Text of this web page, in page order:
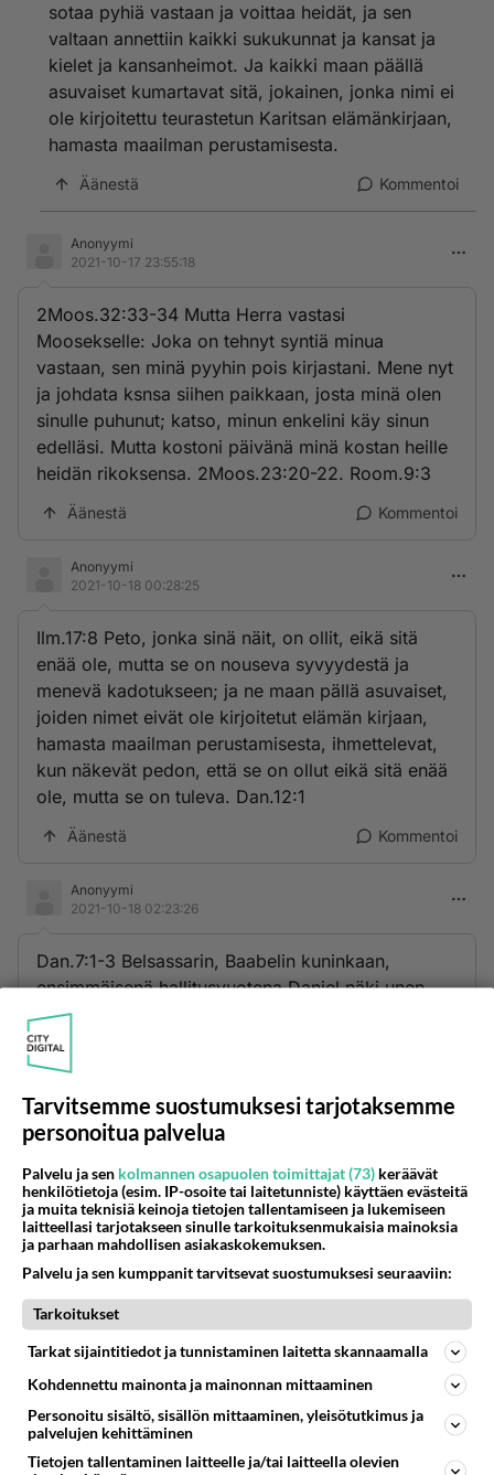
sotaa pyhiä vastaan ja voittaa heidät, ja sen
valtaan annettiin kaikki sukukunnat ja kansat ja
kielet ja kansanheimot. Ja kaikki maan päällä
asuvaiset kumartavat sitä, jokainen, jonka nimi ei
ole kirjoitettu teurastetun Karitsan elämänkirjaan,
hamasta maailman perustamisesta.
Äänestä Kommentoi
Anonyymi
2021-10-17 23:55:18
2Moos.32:33-34 Mutta Herra vastasi
Moosekselle: Joka on tehnyt syntiä minua
vastaan, sen minä pyyhin pois kirjastani. Mene nyt
ja johdata ksnsa siihen paikkaan, josta minä olen
sinulle puhunut; katso, minun enkelini käy sinun
edelläsi. Mutta kostoni päivänä minä kostan heille
heidän rikoksensa. 2Moos.23:20-22. Room.9:3
Äänestä Kommentoi
Anonyymi
2021-10-18 00:28:25
Ilm.17:8 Peto, jonka sinä näit, on ollit, eikä sitä
enää ole, mutta se on nouseva syvyydestä ja
menevä kadotukseen; ja ne maan pällä asuvaiset,
joiden nimet eivät ole kirjoitetut elämän kirjaan,
hamasta maailman perustamisesta, ihmettelevat,
kun näkevät pedon, että se on ollut eikä sitä enää
ole, mutta se on tuleva. Dan.12:1
Äänestä Kommentoi
Anonyymi
2021-10-18 02:23:26
Dan.7:1-3 Belsassarin, Baabelin kuninkaan,
ensimmäisenä hallitusvuotena Daniel näki unen,
päänsä näyn, vuoteenssansa. Sitten hän kirjoitti
tämän unen. Kertomuksen alku on tämä: Daniel
lausui ja sanoi: Minä näin yöllä näyssäni, ja
katso,taivaan neljä tuulta kuohutti suurta merta. Ja
merestä nousi neljä suurta petoa, kukin erinlainen
kuin toinen. Dan.7:13-14 Minä näin yölisessä
näyssä, katso, taivaan pilvistä tuli Ihmisen Pojan
kaltainen; ja hän saapui Vanhaiäisen tykö, ja hänet
saatettiin tämän eteen. Ja hänelle annettiin valta, ja
kunnia ja valtakunta, ja kaikki kansat, kansakunnat
ja kielet palvelivat häntä. Hänen valtansa on
iankaikkinen valta, joka ei lakkaa, ja hänen
valtakuntansa on valtakunta, joka ei häviä.
Kommentoi
Tarvitsemme suostumuksesi tarjotaksemme
personoitua palvelua
Palvelu ja sen kolmannen osapuolen toimittajat (73) keräävät
henkilötietoja (esim. IP-osoite tai laitetunniste) käyttäen evästeitä
ja muita teknisiä keinoja tietojen tallentamiseen ja lukemiseen
laitteellasi tarjotakseen sinulle tarkoituksenmukaisia mainoksia
ja parhaan mahdollisen asiakaskokemuksen.
Palvelu ja sen kumppanit tarvitsevat suostumuksesi seuraaviin:
Tarkoitukset
Tarkat sijaintitiedot ja tunnistaminen laitetta skannaamalla
Kohdennettu mainonta ja mainonnan mittaaminen
Personoitu sisältö, sisällön mittaaminen, yleisötutkimus ja
palvelujen kehittäminen
Tietojen tallentaminen laitteelle ja/tai laitteella olevien